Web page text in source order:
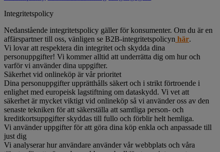
Integritetspolicy
Nedanstående integritetspolicy gäller för konsumenter. Om du är en
affärspartner till oss, vänligen se B2B-integritetspolicyn här.
Vi lovar att respektera din integritet och skydda dina
personuppgifter! Vi kommer alltid att underrätta dig om hur och
varför vi använder dina uppgifter.
Säkerhet vid onlineköp är vår prioritet
Dina personuppgifter upprätthålls säkert och i strikt förtroende i
enlighet med europeisk lagstiftning om dataskydd. Vi vet att
säkerhet är mycket viktigt vid onlineköp så vi använder oss av den
senaste tekniken för att säkerställa att samtliga person- och
kreditkortsuppgifter skyddas till fullo och förblir helt hemliga.
Vi använder uppgifter för att göra dina köp enkla och anpassade till
just dig
Vi analyserar hur användare använder vår webbplats och våra